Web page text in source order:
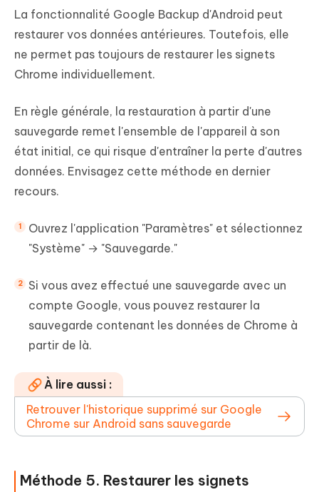
La fonctionnalité Google Backup d'Android peut
restaurer vos données antérieures. Toutefois, elle
ne permet pas toujours de restaurer les signets
Chrome individuellement.
En règle générale, la restauration à partir d'une
sauvegarde remet l'ensemble de l'appareil à son
état initial, ce qui risque d'entraîner la perte d'autres
données. Envisagez cette méthode en dernier
recours.
Ouvrez l'application "Paramètres" et sélectionnez
"Système" → "Sauvegarde."
Si vous avez effectué une sauvegarde avec un
compte Google, vous pouvez restaurer la
sauvegarde contenant les données de Chrome à
partir de là.
À lire aussi :
Retrouver l'historique supprimé sur Google
Chrome sur Android sans sauvegarde
Méthode 5. Restaurer les signets